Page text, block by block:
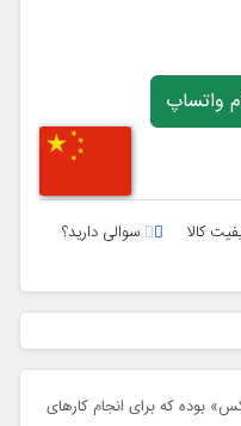
واتساپ
کالا
سوالی دارید؟
بوده که برای انجام کارهای